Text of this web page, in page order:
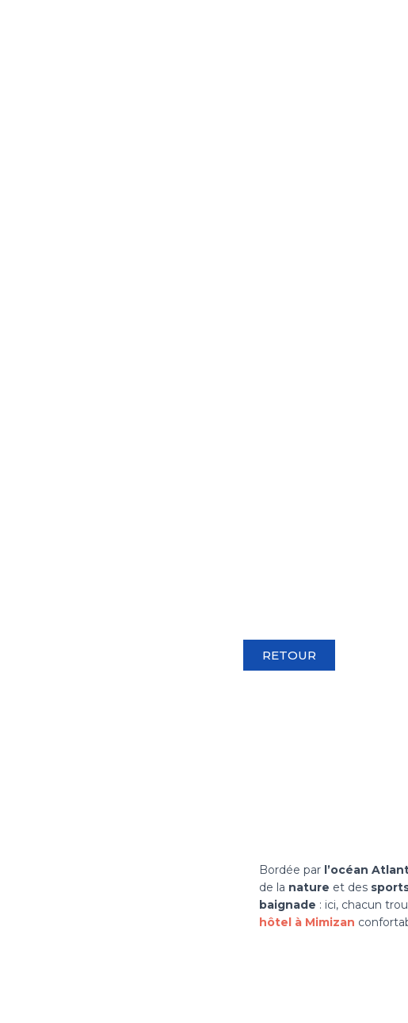
RETOUR
Bordée par l’océan
de la nature et des
baignade : ici, chacun
hôtel à Mimizan